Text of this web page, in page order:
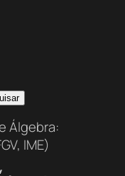
Álgebra:
IME)